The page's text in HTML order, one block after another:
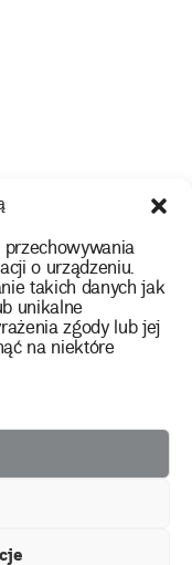
o urządzeniu.
takich danych jak
unikalne
zgody lub jej
na niektóre